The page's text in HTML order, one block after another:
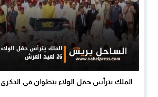
الملك يترأس حفل الولاء بتطوان في الذكرى 26 لعيد العرش